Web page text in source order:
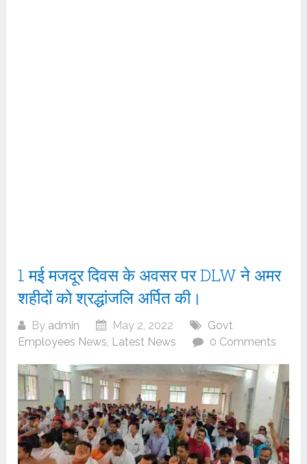
1 मई मजदूर दिवस के अवसर पर DLW ने अमर
शहीदों को श्रद्धांजलि अर्पित की।
By admin May 2, 2022
Govt
Employees News, Latest News 0 Comments